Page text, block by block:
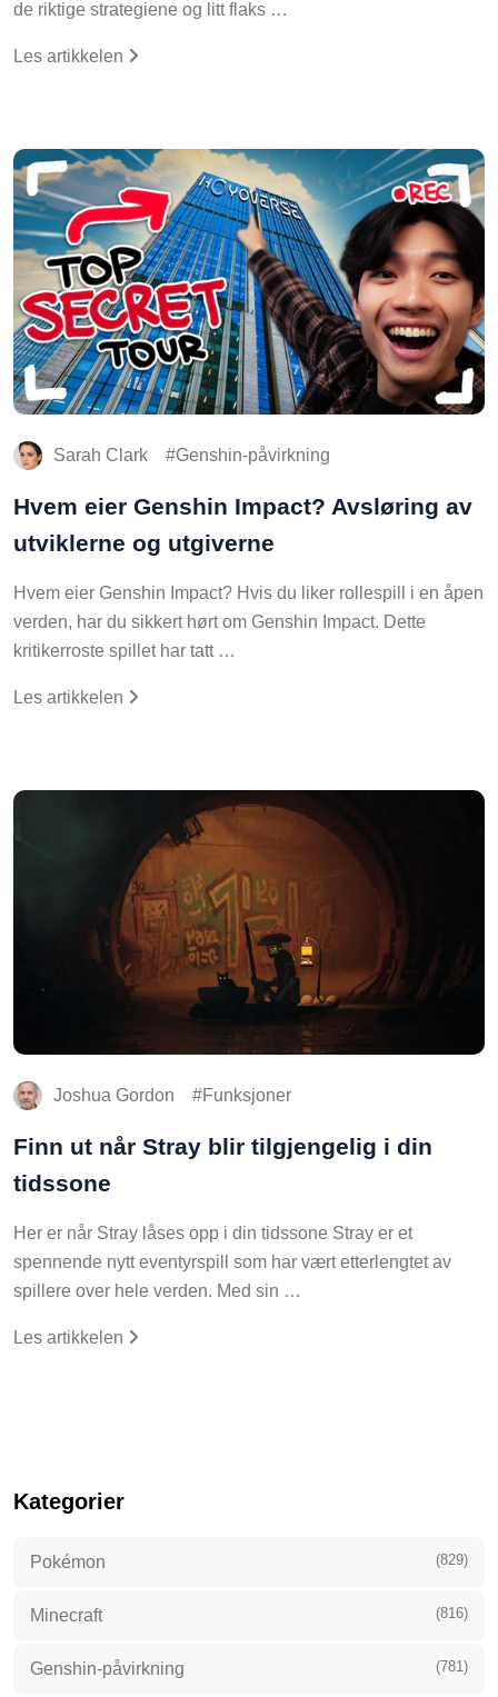
de riktige strategiene og litt flaks …
Les artikkelen
Sarah Clark Genshin-påvirkning
Hvem eier Genshin Impact? Avsløring av
utviklerne og utgiverne
Hvem eier Genshin Impact? Hvis du liker rollespill i en åpen
verden, har du sikkert hørt om Genshin Impact. Dette
kritikerroste spillet har tatt …
Les artikkelen
Joshua Gordon Funksjoner
Finn ut når Stray blir tilgjengelig i din
tidssone
Her er når Stray låses opp i din tidssone Stray er et
spennende nytt eventyrspill som har vært etterlengtet av
spillere over hele verden. Med sin …
Les artikkelen
Kategorier
Pokémon (829)
Minecraft (816)
Genshin-påvirkning (781)